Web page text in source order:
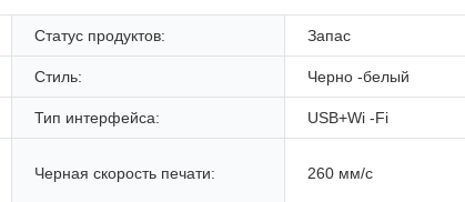
Статус продуктов: Запас
Стиль: Черно -белый
Тип интерфейса: USB+Wi -Fi
Черная скорость печати: 260 мм/с